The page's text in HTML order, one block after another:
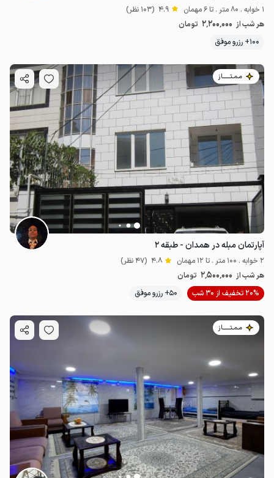
1.5میلیون ت 4.7
1 خوابه . 80 متر . تا 6 مهمان 4.9 (103 نظر)
هر شب از 2٬200٬000 تومان
100+ رزرو موفق
مـمـتــــــاز
آپارتمان مبله در همدان - طبقه ۲
2 خوابه . 100 متر . تا 12 مهمان 4.8 (47 نظر)
هر شب از 2٬500٬000 تومان
20% تخفیف از 30 شب
50+ رزرو موفق
مـمـتــــــاز